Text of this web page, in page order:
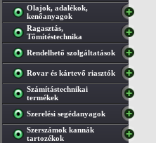
Olajok, adalékok,
kenőanyagok
Ragasztás,
Tőmítéstechnika
Rendelhető szolgáltatások
Rovar és kártevő riasztók
Számítástechnikai
termékek
Szerelési segédanyagok
Szerszámok kannák
tartozékok